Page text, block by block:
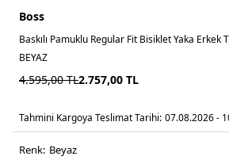
Boss
Baskılı Pamuklu Regular Fit Bisiklet Yaka Erkek
BEYAZ
4.595,00TL2.757,00 TL
Tahmini Kargoya Teslimat Tarihi: 07.08.2026 -
Renk: beyaz